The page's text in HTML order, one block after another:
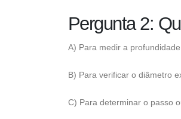
Pergunta 2:
A) Para medir a
B) Para verificar o diâmetro
C) Para determinar o passo